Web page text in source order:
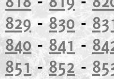
829 - 830 -
840- 841-
851-852-